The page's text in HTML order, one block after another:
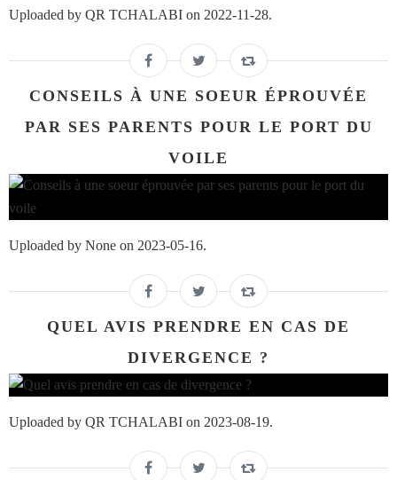
Uploaded by QR TCHALABI on 2022-11-28.
CONSEILS À UNE SOEUR ÉPROUVÉE
PAR SES PARENTS POUR LE PORT DU
VOILE
Uploaded by None on 2023-05-16.
QUEL AVIS PRENDRE EN CAS DE
DIVERGENCE ?
Uploaded by QR TCHALABI on 2023-08-19.